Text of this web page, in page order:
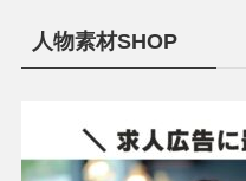
人物素材SHOP